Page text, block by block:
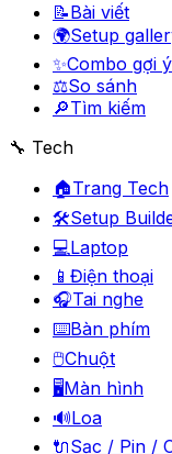
📝Bài viết
🌍Setup
✨Combo gợi ý
⚖️So sánh
🔎Tìm kiếm
🔧 Tech
🏠Trang Tech
🛠️Setup
💻Laptop
📱 Điện thoại
🎧Tai nghe
⌨️Bàn phím
🖱️Chuột
🖥️Màn hình
🔊Loa
🔌Sạc / Pin /